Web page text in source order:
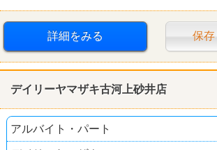
詳細をみる 保
デイリーヤマザキ古河上砂井店
アルバイト・パート